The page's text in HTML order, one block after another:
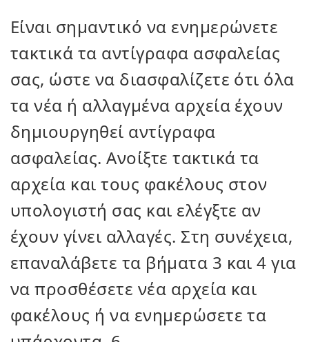
Είναι σημαντικό να ενημερώνετε
τακτικά τα αντίγραφα ασφαλείας
σας, ώστε να διασφαλίζετε ότι όλα
τα νέα ή αλλαγμένα αρχεία έχουν
δημιουργηθεί αντίγραφα
ασφαλείας. Ανοίξτε τακτικά τα
αρχεία και τους φακέλους στον
υπολογιστή σας και ελέγξτε αν
έχουν γίνει αλλαγές. Στη συνέχεια,
επαναλάβετε τα βήματα 3 και 4 για
να προσθέσετε νέα αρχεία και
φακέλους ή να ενημερώσετε τα